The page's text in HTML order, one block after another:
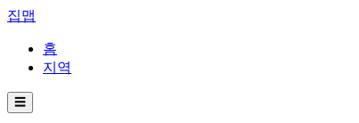
집맵
홈
지역
☰